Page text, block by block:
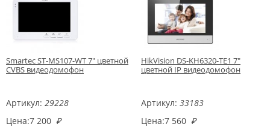
Smartec ST-MS107-WT 7" цветной
CVBS видеодомофон
Артикул: 29228
Цена:7 200 ₽
HikVision DS-KH6320-TE1 7"
цветной IP видеодомофон
Артикул: 33183
Цена:7 560 ₽